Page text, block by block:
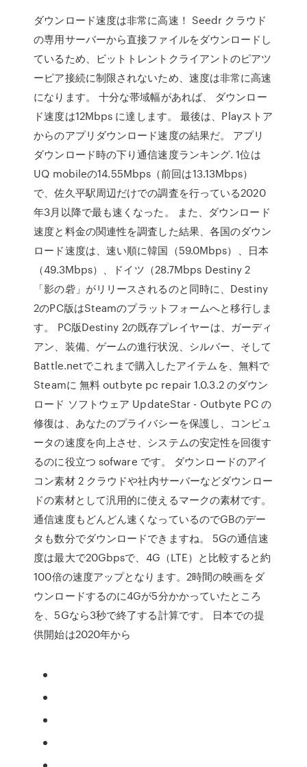
ダウンロード速度は非常に高速！ Seedr クラウド
の専用サーバーから直接ファイルをダウンロードし
ているため、ビットトレントクライアントのピアツ
ーピア接続に制限されないため、速度は非常に高速
になります。 十分な帯域幅があれば、 ダウンロー
ド速度は12Mbps に達します。 最後は、Playストア
からのアプリダウンロード速度の結果だ。 アプリ
ダウンロード時の下り通信速度ランキング. 1位は
UQ mobileの14.55Mbps（前回は13.13Mbps）
で、佐久平駅周辺だけでの調査を行っている2020
年3月以降で最も速くなった。 また、ダウンロード
速度と料金の関連性を調査した結果、各国のダウン
ロード速度は、速い順に韓国（59.0Mbps）、日本
（49.3Mbps）、ドイツ（28.7Mbps Destiny 2
「影の砦」がリリースされるのと同時に、Destiny
2のPC版はSteamのプラットフォームへと移行しま
す。 PC版Destiny 2の既存プレイヤーは、ガーディ
アン、装備、ゲームの進行状況、シルバー、そして
Battle.netでこれまで購入したアイテムを、無料で
Steamに 無料 outbyte pc repair 1.0.3.2 のダウン
ロード ソフトウェア UpdateStar - Outbyte PC の
修復は、あなたのプライバシーを保護し、コンピュ
ータの速度を向上させ、システムの安定性を回復す
るのに役立つ sofware です。 ダウンロードのアイ
コン素材 2 クラウドや社内サーバーなどダウンロー
ドの素材として汎用的に使えるマークの素材です。
通信速度もどんどん速くなっているのでGBのデー
タも数分でダウンロードできますね。 5Gの通信速
度は最大で20Gbpsで、4G（LTE）と比較すると約
100倍の速度アップとなります。2時間の映画をダ
ウンロードするのに4Gが5分かかっていたところ
を、5Gなら3秒で終了する計算です。 日本での提
供開始は2020年から